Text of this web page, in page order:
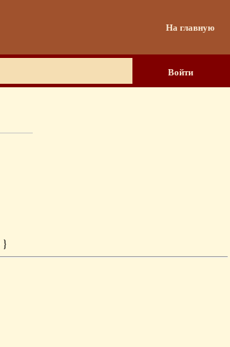
На главную
Войти
}